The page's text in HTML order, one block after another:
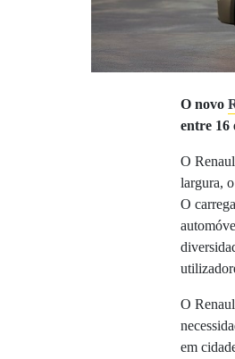
O novo
entre 16
O
largura,
O
O
em